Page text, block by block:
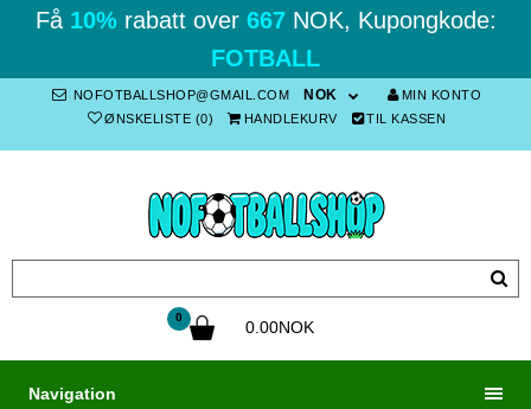
Få 10%rabatt over 667NOK, Kupongkode:
FOTBALL
NOFOTBALLSHOP@GMAIL.COM NOK
MIN KONTO
ØNSKELISTE (0)
HANDLEKURV TIL KASSEN
0
0.00NOK
Navigation